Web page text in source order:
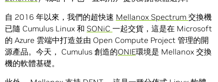
自 2016 年以來，我們的超快速 Mellanox Spectrum 交換機
已隨 Cumulus Linux 和 SONiC 一起交貨，這是在 Microsoft
的 Azure 雲端中打造並由 Open Compute Project 管理的開
源產品。今天， Cumulus 創造的ONIE環境是 Mellanox 交換
機的軟體基礎。